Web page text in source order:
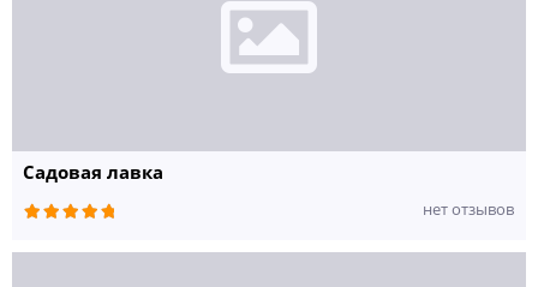
Садовая лавка
нет отзывов